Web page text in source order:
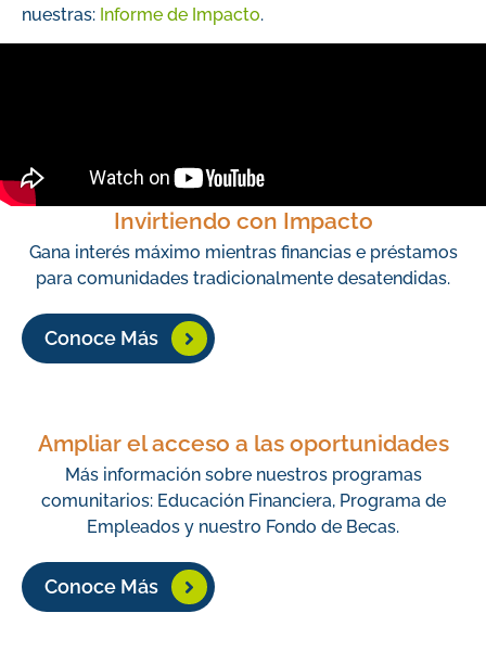
nuestras: Informe de Impacto.
Invirtiendo con Impacto
Gana interés máximo mientras financias e préstamos
para comunidades tradicionalmente desatendidas.
Conoce Más
Ampliar el acceso a las oportunidades
Más información sobre nuestros programas
comunitarios: Educación Financiera, Programa de
Empleados y nuestro Fondo de Becas.
Conoce Más